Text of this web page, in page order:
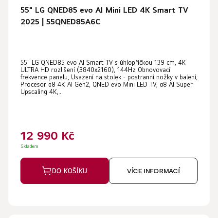
55" LG QNED85 evo AI Mini LED 4K Smart TV
2025 | 55QNED85A6C
55" LG QNED85 evo AI Smart TV s úhlopříčkou 139 cm, 4K
ULTRA HD rozlišení (3840x2160), 144Hz Obnovovací
frekvence panelu, Usazení na stolek - postranní nožky v balení,
Procesor α8 4K AI Gen2, QNED evo Mini LED TV, α8 AI Super
Upscaling 4K,...
12 990 Kč
Skladem
DO KOŠÍKU VÍCE INFORMACÍ